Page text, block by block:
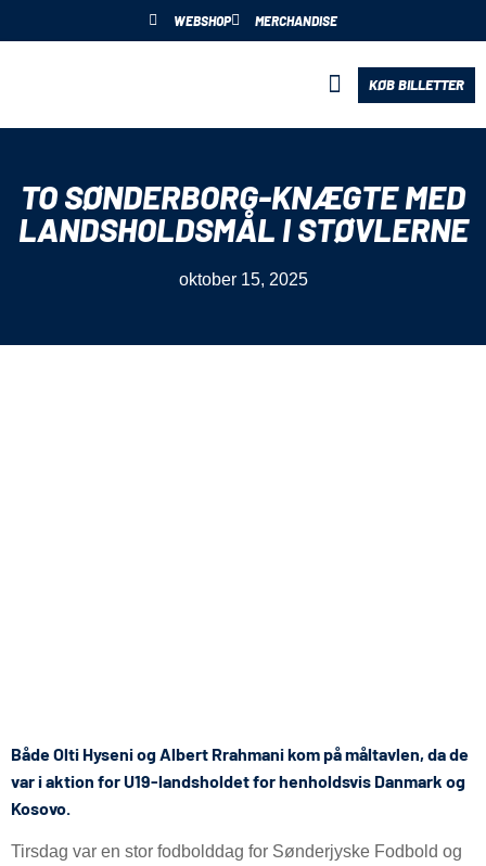
WEBSHOP MERCHANDISE
KØB BILLETTER
TO SØNDERBORG-KNÆGTE MED
LANDSHOLDSMÅL I STØVLERNE
oktober 15, 2025
Både Olti Hyseni og Albert Rrahmani kom på måltavlen, da de
var i aktion for U19-landsholdet for henholdsvis Danmark og
Kosovo.
Tirsdag var en stor fodbolddag for Sønderjyske Fodbold og